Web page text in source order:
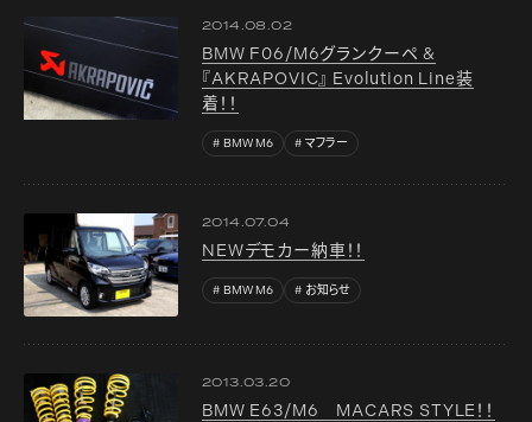
2014.08.02
BMW F06/M6グランクーペ &
『AKRAPOVIC』 Evolution Line装
着！！
BMW M6 マフラー
2014.07.04
NEWデモカー納車！！
BMW M6 お知らせ
2013.03.20
BMW E63/M6 MACARS STYLE！！